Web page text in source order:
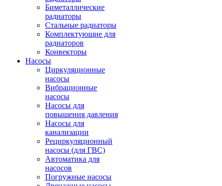
Биметаллические
радиаторы
Стальные радиаторы
Комплектующие для
радиаторов
Конвекторы
Насосы
Циркуляционные
насосы
Вибрационные
насосы
Насосы для
повышения давления
Насосы для
канализации
Рециркуляционный
насосы (для ГВС)
Автоматика для
насосов
Погружные насосы